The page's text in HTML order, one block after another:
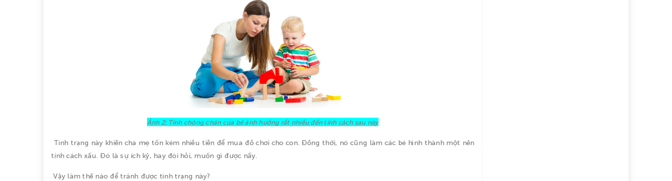
Ảnh 2: Tính chóng chán của bé ảnh hưởng rất nhiều đến tính cách sau này
Tình trạng này khiến cha mẹ tốn kém nhiều tiền để mua đồ chơi cho con. Đồng thời, nó cũng làm các bé hình thành một nên
tính cách xấu. Đó là sự ích kỷ, hay đòi hỏi, muốn gì được nấy.
Vậy làm thế nào để tránh được tình trạng này?